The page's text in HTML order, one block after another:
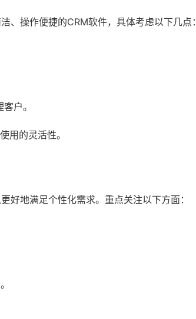
、操作便捷的CRM软件，具体考虑以下几点：
户。
用的灵活性。
好地满足个性化需求。重点关注以下方面：